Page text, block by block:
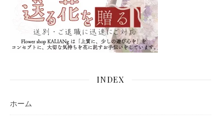
INDEX
ホーム